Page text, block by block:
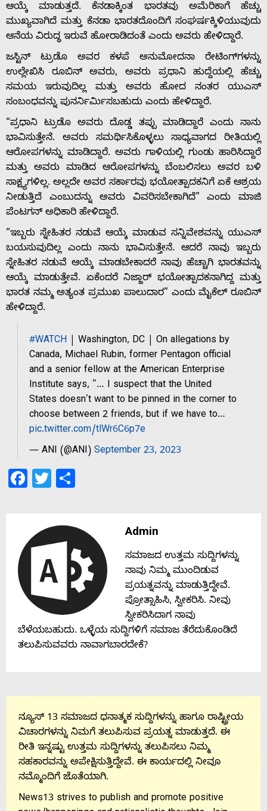
Home
About
Us
Advertise
With
s
Contact
Us
ಆಯ್ಕೆ ಮಾಡುತ್ತದೆ. ಕೆನಡಾಕ್ಕಿಂತ ಭಾರತವು ಅಮೆರಿಕಾಗೆ ಹೆಚ್ಚು
ಮುಖ್ಯವಾಗಿದೆ ಮತ್ತು ಕೆನಡಾ ಭಾರತದೊಂದಿಗೆ ಸಂಘರ್ಷಕ್ಕಿಳಿಯುವುದು
ಆನೆಯ ವಿರುದ್ಧ ಇರುವೆ ಹೋರಾಡಿದಂತೆ ಎಂದು ಅವರು ಹೇಳಿದ್ದಾರೆ.
ಜಸ್ಟಿನ್ ಟ್ರುಡೊ ಅವರ ಕಳಪೆ ಅನುಮೋದನಾ ರೇಟಿಂಗ್‌ಗಳನ್ನು
ಉಲ್ಲೇಖಿಸಿ ರೂಬಿನ್ ಅವರು, ಅವರು ಪ್ರಧಾನಿ ಹುದ್ದೆಯಲ್ಲಿ ಹೆಚ್ಚು
ಸಮಯ ಇರುವುದಿಲ್ಲ ಮತ್ತು ಅವರು ಹೋದ ನಂತರ ಯುಎಸ್
ಸಂಬಂಧವನ್ನು ಪುನರ್ನಿರ್ಮಿಸಬಹುದು ಎಂದು ಹೇಳಿದ್ದಾರೆ.
“ಪ್ರಧಾನಿ ಟ್ರುಡೊ ಅವರು ದೊಡ್ಡ ತಪ್ಪು ಮಾಡಿದ್ದಾರೆ ಎಂದು ನಾನು
ಭಾವಿಸುತ್ತೇನೆ. ಅವರು ಸಮರ್ಥಿಸಿಕೊಳ್ಳಲು ಸಾಧ್ಯವಾಗದ ರೀತಿಯಲ್ಲಿ
ಆರೋಪಗಳನ್ನು ಮಾಡಿದ್ದಾರೆ. ಅವರು ಗಾಳಿಯಲ್ಲಿ ಗುಂಡು ಹಾರಿಸಿದ್ದಾರೆ
ಮತ್ತು ಅವರು ಮಾಡಿದ ಆರೋಪಗಳನ್ನು ಬೆಂಬಲಿಸಲು ಅವರ ಬಳಿ
ಸಾಕ್ಷ್ಯಗಳಿಲ್ಲ. ಅಲ್ಲದೇ ಅವರ ಸರ್ಕಾರವು ಭಯೋತ್ಪಾದಕನಿಗೆ ಏಕೆ ಆಶ್ರಯ
ನೀಡುತ್ತಿದೆ ಎಂಬುದನ್ನು ಅವರು ವಿವರಿಸಬೇಕಾಗಿದೆ” ಎಂದು ಮಾಜಿ
ಪೆಂಟಗನ್ ಅಧಿಕಾರಿ ಹೇಳಿದ್ದಾರೆ.
“ಇಬ್ಬರು ಸ್ನೇಹಿತರ ನಡುವೆ ಆಯ್ಕೆ ಮಾಡುವ ಸನ್ನಿವೇಶವನ್ನು ಯುಎಸ್
ಬಯಸುವುದಿಲ್ಲ ಎಂದು ನಾನು ಭಾವಿಸುತ್ತೇನೆ. ಆದರೆ ನಾವು ಇಬ್ಬರು
ಸ್ನೇಹಿತರ ನಡುವೆ ಆಯ್ಕೆ ಮಾಡಬೇಕಾದರೆ ನಾವು ಹೆಚ್ಚಾಗಿ ಭಾರತವನ್ನು
ಆಯ್ಕೆ ಮಾಡುತ್ತೇವೆ. ಏಕೆಂದರೆ ನಿಜ್ಜಾರ್ ಭಯೋತ್ಪಾದಕನಾಗಿದ್ದ ಮತ್ತು
ಭಾರತ ನಮ್ಮ ಅತ್ಯಂತ ಪ್ರಮುಖ ಪಾಲುದಾರ” ಎಂದು ಮೈಕೆಲ್ ರೂಬಿನ್
ಹೇಳಿದ್ದಾರೆ.
#WATCH | Washington, DC | On allegations by
Canada, Michael Rubin, former Pentagon official
and a senior fellow at the American Enterprise
Institute says, "… I suspect that the United
States doesn't want to be pinned in the corner to
choose between 2 friends, but if we have to…
pic.twitter.com/tlWr6C6p7e
— ANI (@ANI)September 23, 2023
Facebook
Twitter
Admin
ಸಮಾಜದ ಉತ್ತಮ ಸುದ್ದಿಗಳನ್ನು
ನಾವು ನಿಮ್ಮ ಮುಂದಿಡುವ
ಪ್ರಯತ್ನವನ್ನು ಮಾಡುತ್ತಿದ್ದೇವೆ.
ಪ್ರೋತ್ಸಾಹಿಸಿ, ಸ್ವೀಕರಿಸಿ. ನೀವು
ಸ್ವೀಕರಿಸಿದಾಗ ನಾವು
ಬೆಳೆಯಬಹುದು. ಒಳ್ಳೆಯ ಸುದ್ದಿಗಳಿಗೆ ಸಮಾಜ ತೆರೆದುಕೊಂಡಿದೆ
ತಲುಪಿಸುವವರು ನಾವಾಗಬಾರದೇಕೆ?
ನ್ಯೂಸ್ 13 ಸಮಾಜದ ಧನಾತ್ಮಕ ಸುದ್ದಿಗಳನ್ನು ಹಾಗೂ ರಾಷ್ಟ್ರೀಯ
ವಿಚಾರಗಳನ್ನು ನಿಮಗೆ ತಲುಪಿಸುವ ಪ್ರಯತ್ನ ಮಾಡುತ್ತದೆ. ಈ
ರೀತಿ ಇನ್ನಷ್ಟು ಉತ್ತಮ ಸುದ್ದಿಗಳನ್ನು ತಲುಪಿಸಲು ನಿಮ್ಮ
ಸಹಕಾರವನ್ನು ಅಪೇಕ್ಷಿಸುತ್ತಿದ್ದೇವೆ. ಈ ಕಾರ್ಯದಲ್ಲಿ ನೀವೂ
ನಮ್ಮೊಂದಿಗೆ ಜೊತೆಯಾಗಿ.
News13 strives to publish and promote positive